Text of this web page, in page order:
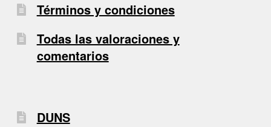
Términos y condiciones
Todas las valoraciones y
comentarios
DUNS